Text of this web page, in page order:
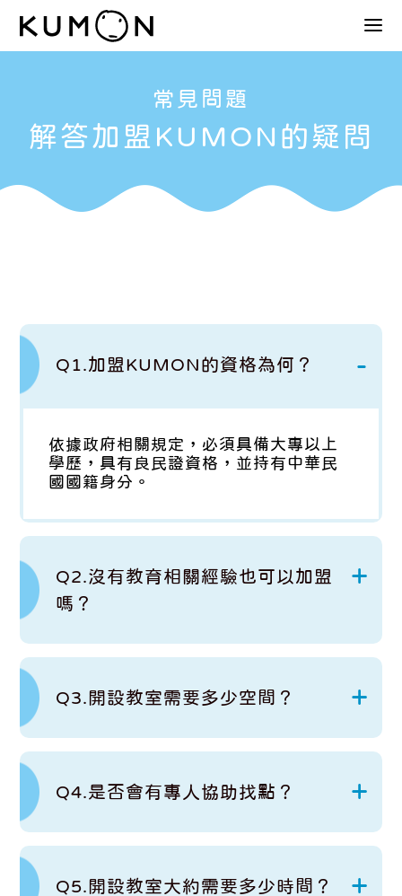
常見問題
解答加盟KUMON的疑問
Q1.加盟KUMON的資格為何？
依據政府相關規定，必須具備大專以上
學歷，具有良民證資格，並持有中華民
國國籍身分。
Q2.沒有教育相關經驗也可以加盟
嗎？
Q3.開設教室需要多少空間？
Q4.是否會有專人協助找點？
Q5.開設教室大約需要多少時間？